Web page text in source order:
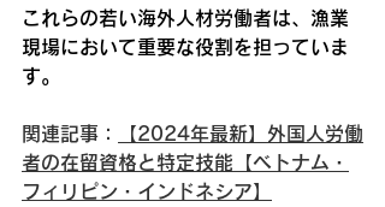
これらの若い海外人材労働者は、漁業
現場において重要な役割を担っていま
す。
関連記事：
【2024年最新】外国人労働
者の在留資格と特定技能【ベトナム・
フィリピン・インドネシア】